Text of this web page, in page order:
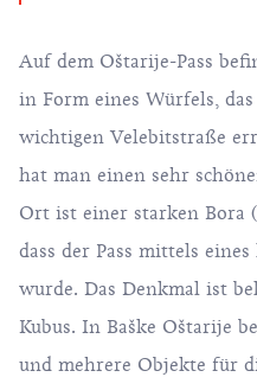
Auf dem Oštarije-Pass
in Form eines Würfels,
wichtigen Velebitstraße
hat man einen sehr
Ort ist einer starken Bora
dass der Pass mittels
wurde. Das Denkmal ist
Kubus. In Baške Oštarije
und mehrere Objekte für